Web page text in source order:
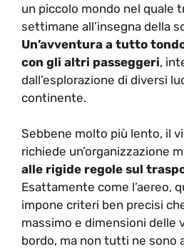
un piccolo mondo nel quale
settimane all’insegna della
Un’avventura a tutto
con gli altri passeggeri,
dall’esplorazione di diversi
continente.
Sebbene molto più lento, il
richiede un’organizzazione
alle rigide regole sul
Esattamente come l’aereo,
impone criteri ben precisi
massimo e dimensioni delle
bordo, ma non tutti ne sono